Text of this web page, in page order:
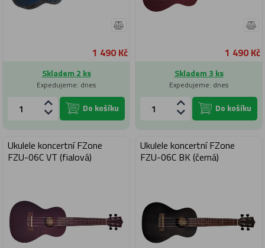
1 490 Kč
Skladem 2 ks
Expedujeme: dnes
Do košíku
1 490 Kč
Skladem 3 ks
Expedujeme: dnes
Do košíku
Ukulele koncertní FZone
FZU-06C VT (fialová)
Ukulele koncertní FZone
FZU-06C BK (černá)